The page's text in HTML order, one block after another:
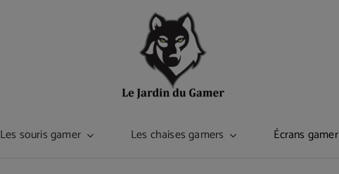
Les souris gamer Les chaises gamers Écrans gamer